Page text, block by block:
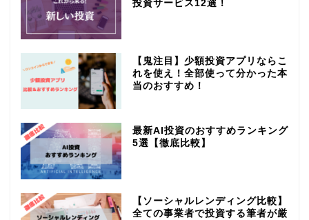
投資サービス12選！
【鬼注目】少額投資アプリならこ
れを使え！全部使って分かった本
当のおすすめ！
最新AI投資のおすすめランキング
5選【徹底比較】
【ソーシャルレンディング比較】
全ての事業者で投資する筆者が厳